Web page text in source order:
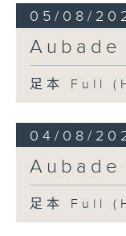
05/08/
Aubade
足本 Full
04/08/
Aubade
足本 Full